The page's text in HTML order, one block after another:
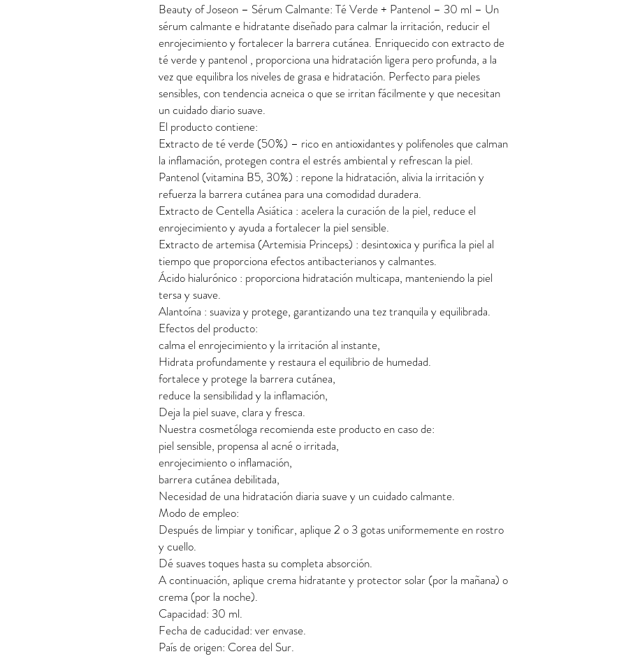
Beauty of Joseon – Sérum Calmante: Té Verde + Pantenol – 30 ml – Un
sérum calmante e hidratante diseñado para calmar la irritación, reducir el
enrojecimiento y fortalecer la barrera cutánea. Enriquecido con extracto de
té verde y pantenol , proporciona una hidratación ligera pero profunda, a la
vez que equilibra los niveles de grasa e hidratación. Perfecto para pieles
sensibles, con tendencia acneica o que se irritan fácilmente y que necesitan
un cuidado diario suave.
El producto contiene:
Extracto de té verde (50%) – rico en antioxidantes y polifenoles que calman
la inflamación, protegen contra el estrés ambiental y refrescan la piel.
Pantenol (vitamina B5, 30%) : repone la hidratación, alivia la irritación y
refuerza la barrera cutánea para una comodidad duradera.
Extracto de Centella Asiática : acelera la curación de la piel, reduce el
enrojecimiento y ayuda a fortalecer la piel sensible.
Extracto de artemisa (Artemisia Princeps) : desintoxica y purifica la piel al
tiempo que proporciona efectos antibacterianos y calmantes.
Ácido hialurónico : proporciona hidratación multicapa, manteniendo la piel
tersa y suave.
Alantoína : suaviza y protege, garantizando una tez tranquila y equilibrada.
Efectos del producto:
calma el enrojecimiento y la irritación al instante,
Hidrata profundamente y restaura el equilibrio de humedad.
fortalece y protege la barrera cutánea,
reduce la sensibilidad y la inflamación,
Deja la piel suave, clara y fresca.
Nuestra cosmetóloga recomienda este producto en caso de:
piel sensible, propensa al acné o irritada,
enrojecimiento o inflamación,
barrera cutánea debilitada,
Necesidad de una hidratación diaria suave y un cuidado calmante.
Modo de empleo:
Después de limpiar y tonificar, aplique 2 o 3 gotas uniformemente en rostro
y cuello.
Dé suaves toques hasta su completa absorción.
A continuación, aplique crema hidratante y protector solar (por la mañana) o
crema (por la noche).
Capacidad: 30 ml.
Fecha de caducidad: ver envase.
País de origen: Corea del Sur.